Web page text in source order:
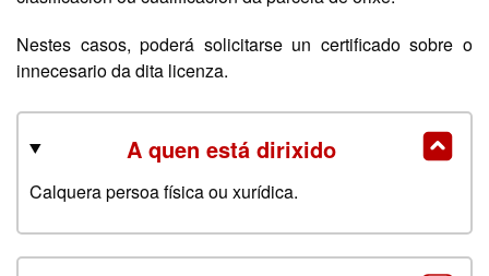
Nestes casos, poderá solicitarse un certificado sobre o
innecesario da dita licenza.
A quen está dirixido
Calquera persoa física ou xurídica.